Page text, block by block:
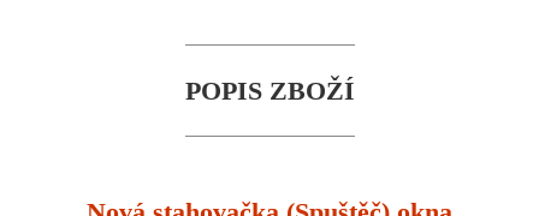
POPIS ZBOŽÍ